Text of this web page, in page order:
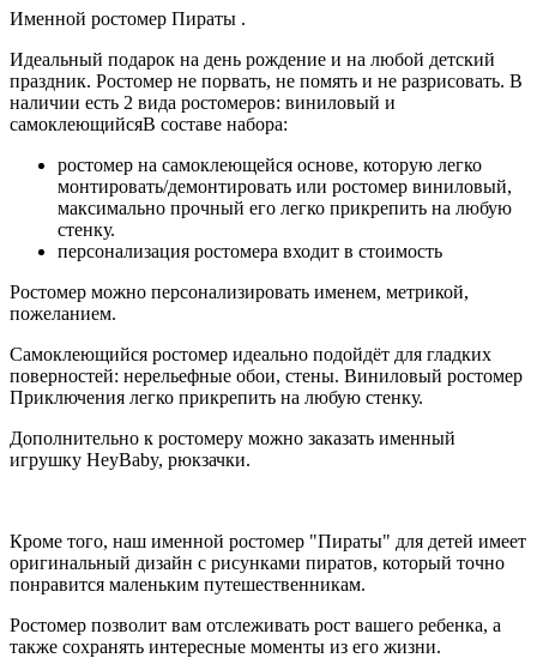
Именной ростомер Пираты .
Идеальный подарок на день рождение и на любой детский
праздник. Ростомер не порвать, не помять и не разрисовать. В
наличии есть 2 вида ростомеров: виниловый и
самоклеющийсяВ составе набора:
ростомер на самоклеющейся основе, которую легко
монтировать/демонтировать или ростомер виниловый,
максимально прочный его легко прикрепить на любую
стенку.
персонализация ростомера входит в стоимость
Ростомер можно персонализировать именем, метрикой,
пожеланием.
Самоклеющийся ростомер идеально подойдёт для гладких
поверностей: нерельефные обои, стены. Виниловый ростомер
Приключения легко прикрепить на любую стенку.
Дополнительно к ростомеру можно заказать именный
игрушку HeyBaby, рюкзачки.
Кроме того, наш именной ростомер "Пираты" для детей имеет
оригинальный дизайн с рисунками пиратов, который точно
понравится маленьким путешественникам.
Ростомер позволит вам отслеживать рост вашего ребенка, а
также сохранять интересные моменты из его жизни.